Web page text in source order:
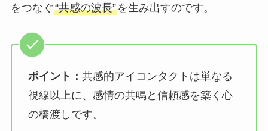
をつなぐ“共感の波長”を生み出すのです。
ポイント： 共感的アイコンタクトは単なる
視線以上に、感情の共鳴と信頼感を築く心
の橋渡しです。